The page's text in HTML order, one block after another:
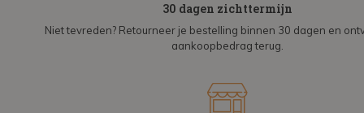
30 dagen zichttermijn
Niet tevreden? Retourneer je bestelling binnen 30 dagen en
aankoopbedrag terug.